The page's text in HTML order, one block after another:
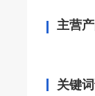
主营
关键